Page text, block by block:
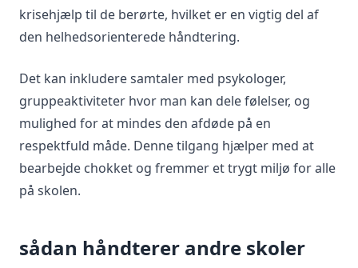
krisehjælp til de berørte, hvilket er en vigtig del af
den helhedsorienterede håndtering.
Det kan inkludere samtaler med psykologer,
gruppeaktiviteter hvor man kan dele følelser, og
mulighed for at mindes den afdøde på en
respektfuld måde. Denne tilgang hjælper med at
bearbejde chokket og fremmer et trygt miljø for alle
på skolen.
sådan håndterer andre skoler